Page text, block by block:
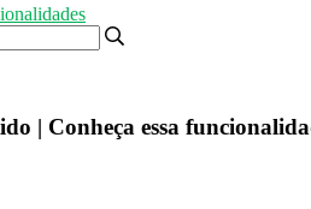
| Conheça essa